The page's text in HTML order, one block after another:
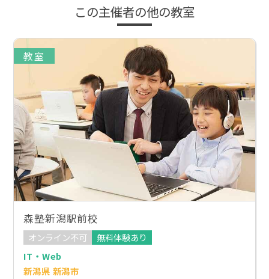
この主催者の他の教室
教室
森塾新潟駅前校
オンライン不可
無料体験あり
IT・Web
新潟県 新潟市